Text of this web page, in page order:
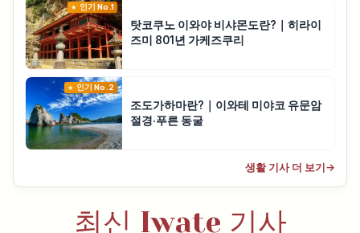
인기 No.1
탓코쿠노 이와야 비샤몬도란?｜히라이
즈미 801년 가케즈쿠리
인기 No.2
조도가하마란?｜이와테 미야코 유문암
절경·푸른 동굴
생활 기사 더 보기 →
최신 Iwate 기사